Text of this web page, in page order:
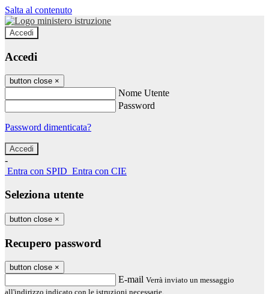
Salta al contenuto
Accedi
Accedi
button close ×
Nome Utente
Password
Password dimenticata?
-
Entra con SPID Entra con CIE
Seleziona utente
button close ×
Recupero password
button close ×
E-mail Verrà inviato un messaggio
all'indirizzo indicato con le istruzioni necessarie.